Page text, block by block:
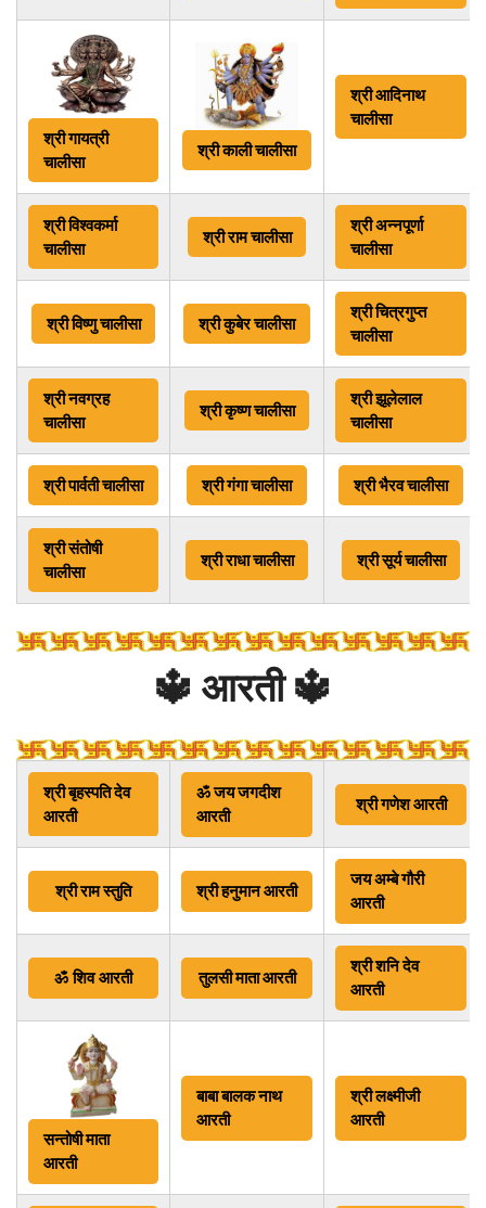
श्री गायत्री
चालीसा
श्रीकाली चालीसा
श्रीआदिनाथ
चालीसा
श्रीविश्वकर्मा
चालीसा
श्रीराम चालीसा
श्रीअन्नपूर्णा
चालीसा
श्रीविष्णु चालीसा श्रीकुबेर चालीसा
श्रीचित्रगुप्त
चालीसा
श्रीनवग्रह
चालीसा
श्री कृष्ण चालीसा
श्रीझूलेलाल
चालीसा
श्रीपार्वती चालीसा श्रीगंगा चालीसा श्रीभैरव चालीसा
श्रीसंतोषी
चालीसा
श्रीराधा चालीसा श्रीसूर्य चालीसा
🔱 आरती 🔱
श्री बृहस्पति देव
आरती
ॐ जय जगदीश
आरती
श्री गणेश आरती
श्री राम स्तुति श्रीहनुमान आरती
जय अम्बे गौरी
आरती
ॐशिव आरती तुलसी माता आरती
श्री शनि देव
आरती
सन्तोषी माता
आरती
बाबा बालक नाथ
आरती
श्री लक्ष्मीजी
आरती